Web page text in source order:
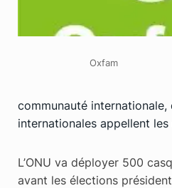
Oxfam
communauté internationale,
internationales appellent les
L’ONU va déployer 500
avant les élections